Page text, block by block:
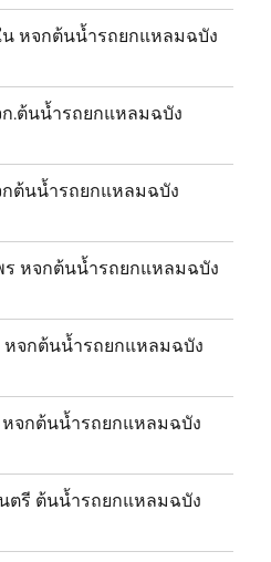
น หจกต้นน้ำรถยกแหลมฉบัง
.ต้นน้ำรถยกแหลมฉบัง
ต้นน้ำรถยกแหลมฉบัง
ร หจกต้นน้ำรถยกแหลมฉบัง
หจกต้นน้ำรถยกแหลมฉบัง
จกต้นน้ำรถยกแหลมฉบัง
ตรี ต้นน้ำรถยกแหลมฉบัง